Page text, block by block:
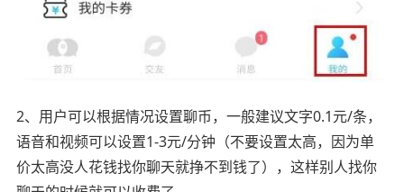
2、用户可以根据情况设置聊币，一般建议文字0.1元/条，
语音和视频可以设置1-3元/分钟（不要设置太高，因为单
价太高没人花钱找你聊天就挣不到钱了），这样别人找你